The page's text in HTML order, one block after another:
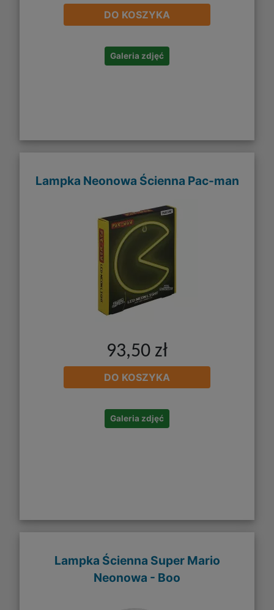
DO KOSZYKA
Galeria zdjęć
Lampka Neonowa Ścienna Pac-man
93,50 zł
DO KOSZYKA
Galeria zdjęć
Lampka Ścienna Super Mario
Neonowa - Boo